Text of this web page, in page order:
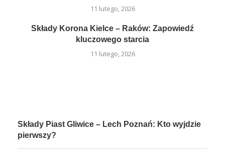
11 lutego, 2026
Składy Korona Kielce – Raków: Zapowiedź
kluczowego starcia
11 lutego, 2026
Składy Piast Gliwice – Lech Poznań: Kto wyjdzie
pierwszy?